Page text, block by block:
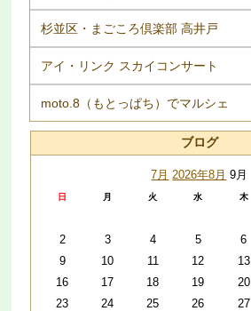
杉並区・まごころ倶楽部 高井戸
アイ・リンク スカイコンサート
moto.8（もとっぱち）でマルシェ
ブログ
7月 2026年8月 9月
日 月 火 水 木
2
3 4 5 6
9
10 11 12 13
16
17 18 19 20
23
24 25 26 27